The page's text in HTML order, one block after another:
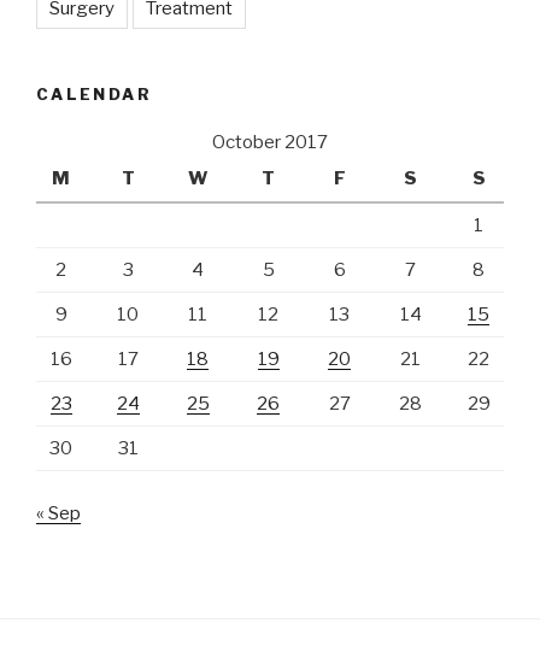
Surgery Treatment
CALENDAR
October 2017
M
T W T F S S
1
2 3 4 5 6 7 8
9 10 11 12 13 14 15
16 17 18 19 20 21 22
23 24 25 26 27 28 29
30 31
« Sep